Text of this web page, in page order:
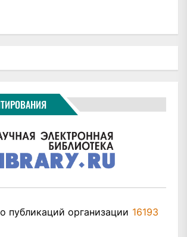
публикаций организации 16193